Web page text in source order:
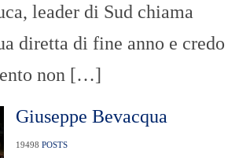
leader di Sud chiama
diretta di fine anno e credo
non […]
Giuseppe Bevacqua
19498 POSTS